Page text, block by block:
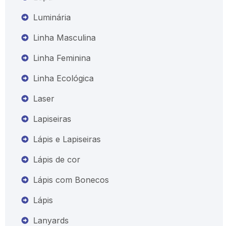
Luminária
Linha Masculina
Linha Feminina
Linha Ecológica
Laser
Lapiseiras
Lápis e Lapiseiras
Lápis de cor
Lápis com Bonecos
Lápis
Lanyards